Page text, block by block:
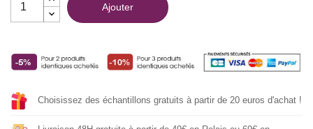
Ajouter
Choisissez des échantillons gratuits à partir de 20 euros d'achat !